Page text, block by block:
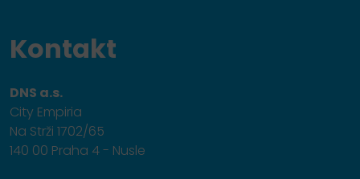
Kontakt
DNS a.s.
City Empiria
Na Strži 1702/65
140 00 Praha 4 - Nusle